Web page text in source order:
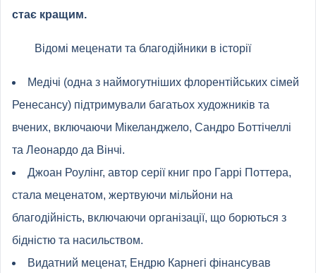
стає кращим.
Відомі меценати та благодійники в історії
Медічі (одна з наймогутніших флорентійських сімей
Ренесансу) підтримували багатьох художників та
вчених, включаючи Мікеланджело, Сандро Боттічеллі
та Леонардо да Вінчі.
Джоан Роулінг, автор серії книг про Гаррі Поттера,
стала меценатом, жертвуючи мільйони на
благодійність, включаючи організації, що борються з
бідністю та насильством.
Видатний меценат, Ендрю Карнегі фінансував